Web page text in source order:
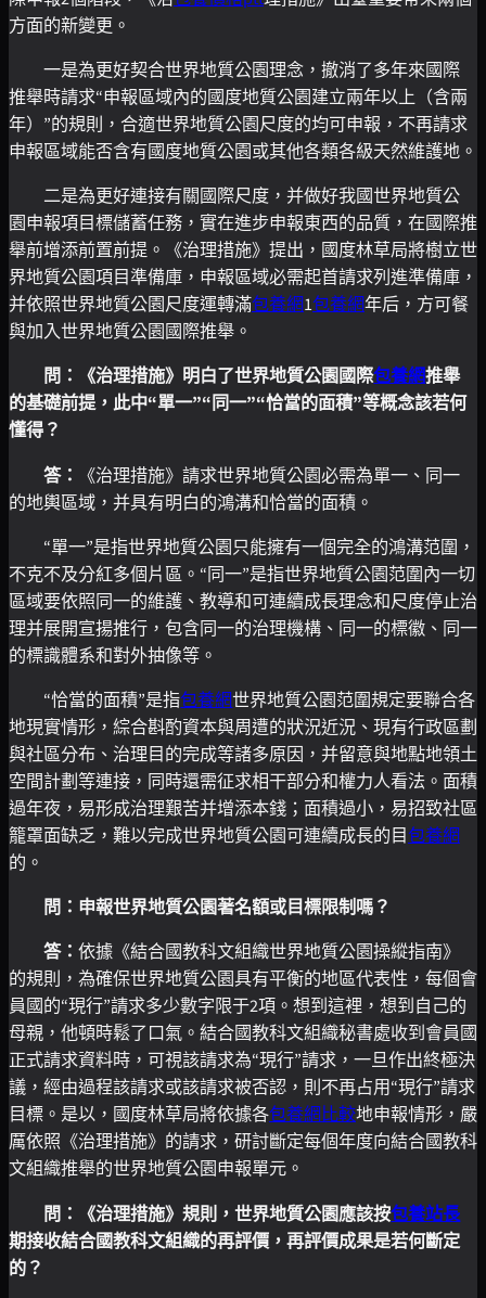
方面的新變更。
一是為更好契合世界地質公園理念，撤消了多年來國際
推舉時請求“申報區域內的國度地質公園建立兩年以上（含兩
年）”的規則，合適世界地質公園尺度的均可申報，不再請求
申報區域能否含有國度地質公園或其他各類各級天然維護地。
二是為更好連接有關國際尺度，并做好我國世界地質公
園申報項目標儲蓄任務，實在進步申報東西的品質，在國際推
舉前增添前置前提。《治理措施》提出，國度林草局將樹立世
界地質公園項目準備庫，申報區域必需起首請求列進準備庫，
并依照世界地質公園尺度運轉滿包養網1包養網年后，方可餐
與加入世界地質公園國際推舉。
問：《治理措施》明白了世界地質公園國際包養網推舉
的基礎前提，此中“單一”“同一”“恰當的面積”等概念該若何
懂得？
答：
《治理措施》請求世界地質公園必需為單一、同一
的地輿區域，并具有明白的鴻溝和恰當的面積。
“單一”是指世界地質公園只能擁有一個完全的鴻溝范圍，
不克不及分紅多個片區。“同一”是指世界地質公園范圍內一切
區域要依照同一的維護、教導和可連續成長理念和尺度停止治
理并展開宣揚推行，包含同一的治理機構、同一的標徽、同一
的標識體系和對外抽像等。
“恰當的面積”是指包養網世界地質公園范圍規定要聯合各
地現實情形，綜合斟酌資本與周遭的狀況近況、現有行政區劃
與社區分布、治理目的完成等諸多原因，并留意與地點地領土
空間計劃等連接，同時還需征求相干部分和權力人看法。面積
過年夜，易形成治理艱苦并增添本錢；面積過小，易招致社區
籠罩面缺乏，難以完成世界地質公園可連續成長的目包養網
的。
問：申報世界地質公園著名額或目標限制嗎？
答：依據《結合國教科文組織世界地質公園操縱指南》
的規則，為確保世界地質公園具有平衡的地區代表性，每個會
員國的“現行”請求多少數字限于2項。想到這裡，想到自己的
母親，他頓時鬆了口氣。結合國教科文組織秘書處收到會員國
正式請求資料時，可視該請求為“現行”請求，一旦作出終極決
議，經由過程該請求或該請求被否認，則不再占用“現行”請求
目標。是以，國度林草局將依據各包養網比較地申報情形，嚴
厲依照《治理措施》的請求，研討斷定每個年度向結合國教科
文組織推舉的世界地質公園申報單元。
問：《治理措施》規則，世界地質公園應該按包養站長
期接收結合國教科文組織的再評價，再評價成果是若何斷定
的？